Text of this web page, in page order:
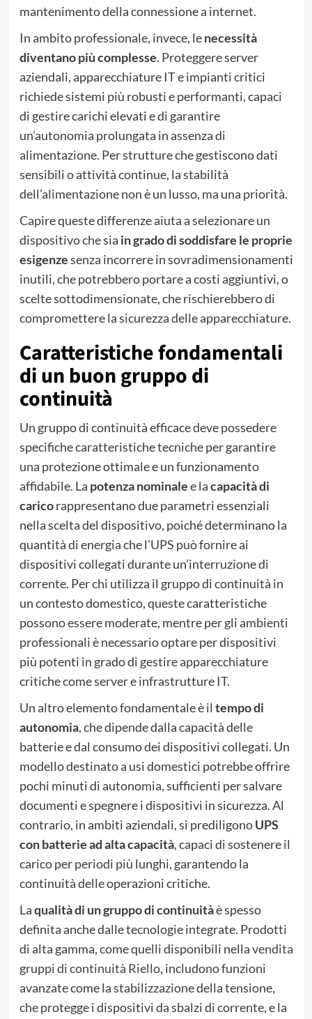
mantenimento della connessione a internet.
In ambito professionale, invece, lenecessità
diventano più complesse. Proteggere server
aziendali, apparecchiature IT e impianti critici
richiede sistemi più robusti e performanti, capaci
di gestire carichi elevati e di garantire
un’autonomia prolungata in assenza di
alimentazione. Per strutture che gestiscono dati
sensibili o attività continue, la stabilità
dell’alimentazione non è un lusso, ma una priorità.
Capire queste differenze aiuta a selezionare un
dispositivo che sia in grado di soddisfare le proprie
esigenzesenza incorrere in sovradimensionamenti
inutili, che potrebbero portare a costi aggiuntivi, o
scelte sottodimensionate, che rischierebbero di
compromettere la sicurezza delle apparecchiature.
Caratteristiche fondamentali
di un buon gruppo di
continuità
Un gruppo di continuità efficace deve possedere
specifiche caratteristiche tecniche per garantire
una protezione ottimale e un funzionamento
affidabile. La potenza nominalee lacapacità di
caricorappresentano due parametri essenziali
nella scelta del dispositivo, poiché determinano la
quantità di energia che l’UPS può fornire ai
dispositivi collegati durante un’interruzione di
corrente. Per chi utilizza il gruppo di continuità in
un contesto domestico, queste caratteristiche
possono essere moderate, mentre per gli ambienti
professionali è necessario optare per dispositivi
più potenti in grado di gestire apparecchiature
critiche come server e infrastrutture IT.
Un altro elemento fondamentale è il tempo di
autonomia, che dipende dalla capacità delle
batterie e dal consumo dei dispositivi collegati. Un
modello destinato a usi domestici potrebbe offrire
pochi minuti di autonomia, sufficienti per salvare
documenti e spegnere i dispositivi in sicurezza. Al
contrario, in ambiti aziendali, si prediligonoUPS
con batterie ad alta capacità, capaci di sostenere il
carico per periodi più lunghi, garantendo la
continuità delle operazioni critiche.
Laqualità di un gruppo di continuitàè spesso
definita anche dalle tecnologie integrate. Prodotti
di alta gamma, come quelli disponibili nellavendita
gruppi di continuità Riello, includono funzioni
avanzate come la stabilizzazione della tensione,
che protegge i dispositivi da sbalzi di corrente, e la